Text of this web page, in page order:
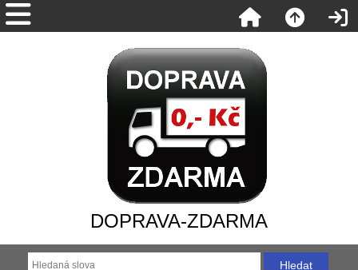
DOPRAVA-ZDARMA